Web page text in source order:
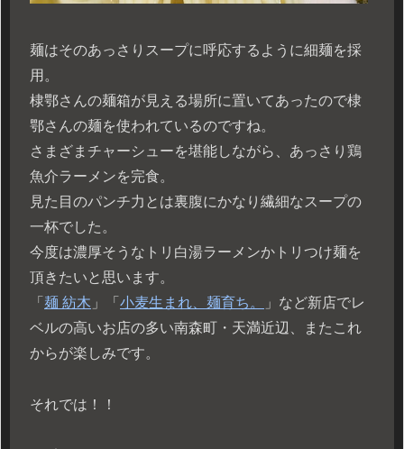
麺はそのあっさりスープに呼応するように細麺を採
用。
棣鄂さんの麺箱が見える場所に置いてあったので棣
鄂さんの麺を使われているのですね。
さまざまチャーシューを堪能しながら、あっさり鶏
魚介ラーメンを完食。
見た目のパンチ力とは裏腹にかなり繊細なスープの
一杯でした。
今度は濃厚そうなトリ白湯ラーメンかトリつけ麺を
頂きたいと思います。
「 麺 紡木 」「 小麦生まれ、麺育ち。
」など新店でレ
ベルの高いお店の多い南森町・天満近辺、またこれ
からが楽しみです。
それでは！！